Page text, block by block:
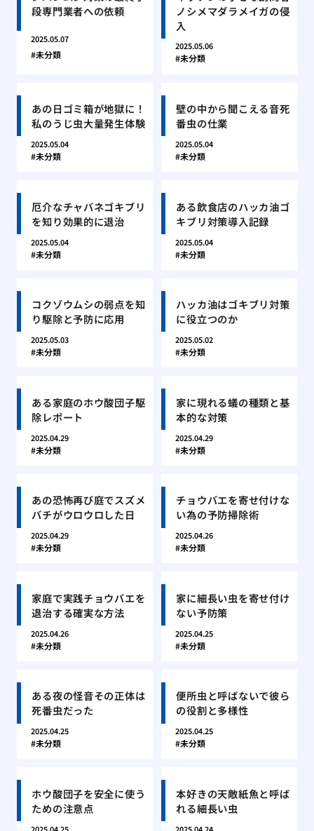
段専門業者への依頼
2025.05.07
未分類
ノシメマダラメイガの侵
入
2025.05.06
未分類
あの日ゴミ箱が地獄に！
私のうじ虫大量発生体験
2025.05.04
未分類
壁の中から聞こえる音死
番虫の仕業
2025.05.04
未分類
厄介なチャバネゴキブリ
を知り効果的に退治
2025.05.04
未分類
ある飲食店のハッカ油ゴ
キブリ対策導入記録
2025.05.04
未分類
コクゾウムシの弱点を知
り駆除と予防に応用
2025.05.03
未分類
ハッカ油はゴキブリ対策
に役立つのか
2025.05.02
未分類
ある家庭のホウ酸団子駆
除レポート
2025.04.29
未分類
家に現れる蟻の種類と基
本的な対策
2025.04.29
未分類
あの恐怖再び庭でスズメ
バチがウロウロした日
2025.04.29
未分類
チョウバエを寄せ付けな
い為の予防掃除術
2025.04.26
未分類
家庭で実践チョウバエを
退治する確実な方法
2025.04.26
未分類
家に細長い虫を寄せ付け
ない予防策
2025.04.25
未分類
ある夜の怪音その正体は
死番虫だった
2025.04.25
未分類
便所虫と呼ばないで彼ら
の役割と多様性
2025.04.25
未分類
ホウ酸団子を安全に使う
ための注意点
本好きの天敵紙魚と呼ば
れる細長い虫